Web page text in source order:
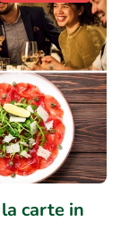
carte in